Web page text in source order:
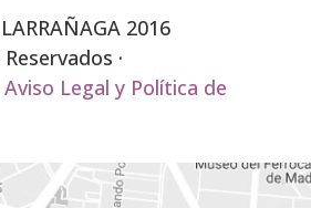
2016
·
Aviso Legal y Política de